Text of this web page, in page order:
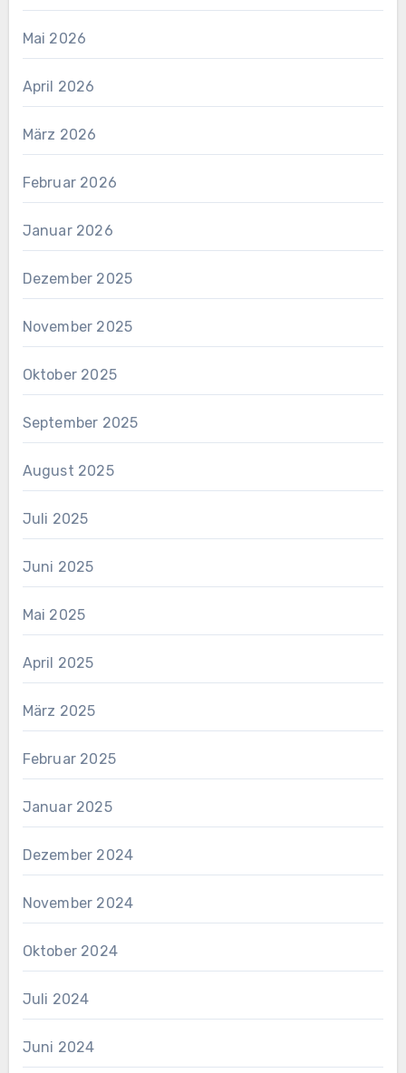
Mai 2026
April 2026
März 2026
Februar 2026
Januar 2026
Dezember 2025
November 2025
Oktober 2025
September 2025
August 2025
Juli 2025
Juni 2025
Mai 2025
April 2025
März 2025
Februar 2025
Januar 2025
Dezember 2024
November 2024
Oktober 2024
Juli 2024
Juni 2024